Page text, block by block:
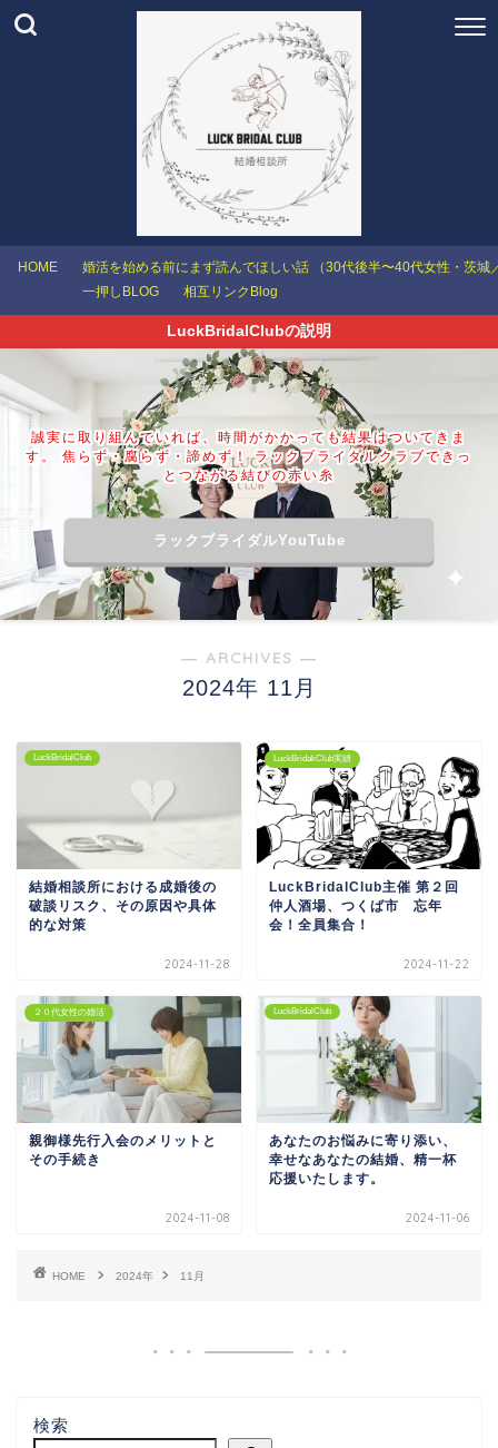
HOME
婚活を始める前にまず読んでほしい話 （30代後半〜40代女性・茨城
一押しBLOG
相互リンクBlog
LuckBridalClubの説明
誠実に取り組んでいれば、時間がかかっても結果はついてきま
す。 焦らず・腐らず・諦めず！ ラックブライダルクラブできっ
とつながる結びの赤い糸
ラックブライダルYouTube
― ARCHIVES ―
2024年 11月
LuckBridalClub
結婚相談所における成婚後の
破談リスク、その原因や具体
的な対策
2024-11-28
LuckBridakClub実績
LuckBridalClub主催 第２回
仲人酒場、つくば市 忘年
会！全員集合！
2024-11-22
２０代女性の婚活
親御様先行入会のメリットと
その手続き
2024-11-08
LuckBridalClub
あなたのお悩みに寄り添い、
幸せなあなたの結婚、精一杯
応援いたします。
2024-11-06
HOME 2024年 11月
検索